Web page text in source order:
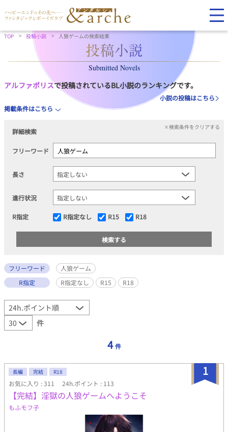
TOP 投稿小説 人狼ゲームの検索結果
Submitted Novels
アルファポリスで投稿されているBL小説のランキングです。
小説の投稿はこちら
掲載条件はこちら
詳細検索
×検索条件をクリアする
フリーワード
長さ
進行状況
R指定 R指定なし R15 R18
フリーワード
人狼ゲーム
R指定
R指定なし R15 R18
件
4 件
1
長編 完結 R18
お気に入り : 311 24h.ポイント : 113
【完結】淫獄の人狼ゲームへようこそ
もふモフ子